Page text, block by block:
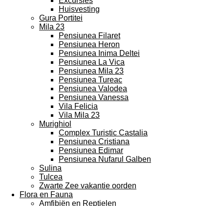
Huisvesting
Gura Portitei
Mila 23
Pensiunea Filaret
Pensiunea Heron
Pensiunea Inima Deltei
Pensiunea La Vica
Pensiunea Mila 23
Pensiunea Tureac
Pensiunea Valodea
Pensiunea Vanessa
Vila Felicia
Vila Mila 23
Murighiol
Complex Turistic Castalia
Pensiunea Cristiana
Pensiunea Edimar
Pensiunea Nufarul Galben
Sulina
Tulcea
Zwarte Zee vakantie oorden
Flora en Fauna
Amfibiën en Reptielen